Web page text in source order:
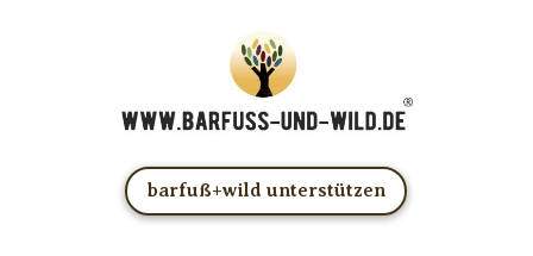
barfuß+wild unterstützen